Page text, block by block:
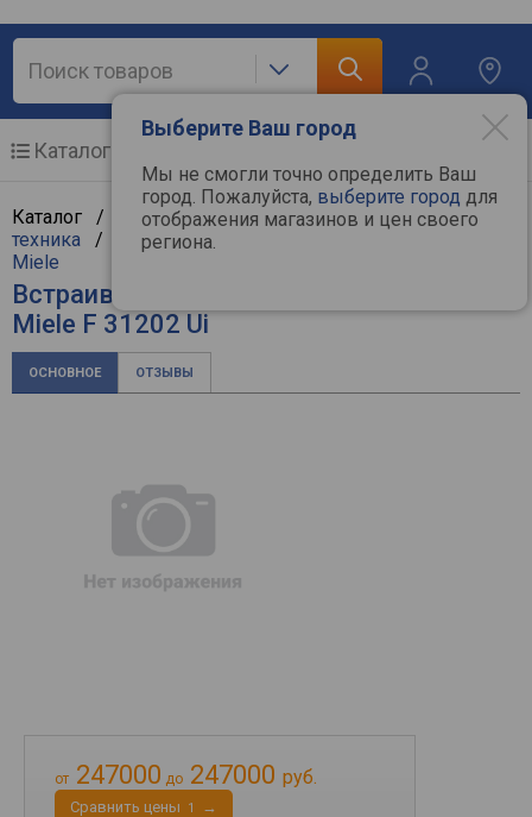
Выберите Ваш город
Мы не смогли точно определить Ваш
город. Пожалуйста, выберите город для
отображения магазинов и цен своего
региона.
Каталог
Каталог / Крупная бытовая техника/Встраиваемая
техника / Встраиваемые морозильные камеры
Miele
Встраиваемая морозильная камера
Miele F 31202 Ui
ОСНОВНОЕ ОТЗЫВЫ
от 247000 до 247000 руб.
Cравнить цены 1 →